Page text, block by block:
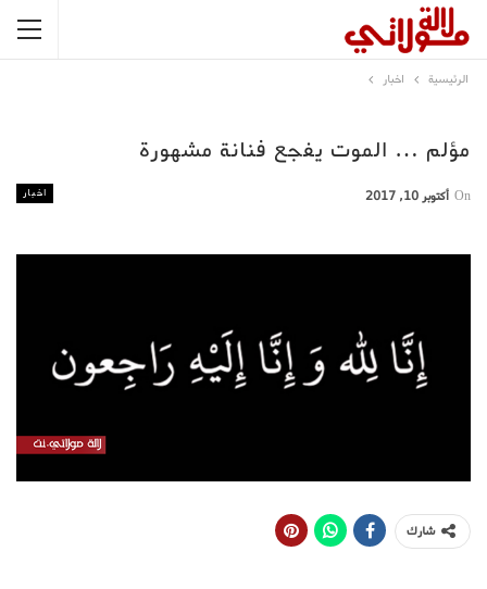
الرئيسية اخبار
مؤلم … الموت يفجع فنانة مشهورة
اخبار On أكتوبر 10, 2017
شارك